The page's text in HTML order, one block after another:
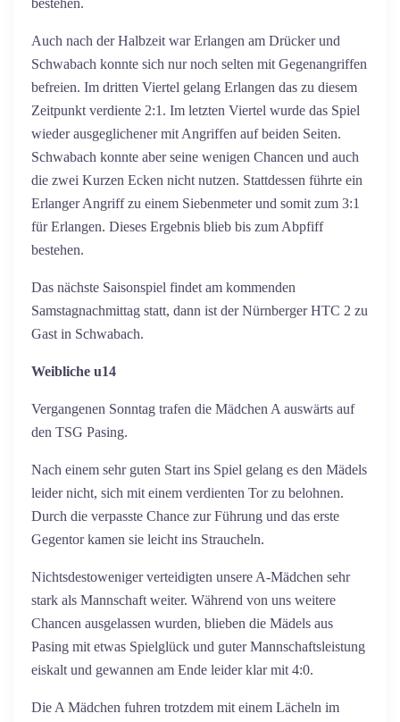
bestehen.
Auch nach der Halbzeit war Erlangen am Drücker und
Schwabach konnte sich nur noch selten mit Gegenangriffen
befreien. Im dritten Viertel gelang Erlangen das zu diesem
Zeitpunkt verdiente 2:1. Im letzten Viertel wurde das Spiel
wieder ausgeglichener mit Angriffen auf beiden Seiten.
Schwabach konnte aber seine wenigen Chancen und auch
die zwei Kurzen Ecken nicht nutzen. Stattdessen führte ein
Erlanger Angriff zu einem Siebenmeter und somit zum 3:1
für Erlangen. Dieses Ergebnis blieb bis zum Abpfiff
bestehen.
Das nächste Saisonspiel findet am kommenden
Samstagnachmittag statt, dann ist der Nürnberger HTC 2 zu
Gast in Schwabach.
Weibliche u14
Vergangenen Sonntag trafen die Mädchen A auswärts auf
den TSG Pasing.
Nach einem sehr guten Start ins Spiel gelang es den Mädels
leider nicht, sich mit einem verdienten Tor zu belohnen.
Durch die verpasste Chance zur Führung und das erste
Gegentor kamen sie leicht ins Straucheln.
Nichtsdestoweniger verteidigten unsere A-Mädchen sehr
stark als Mannschaft weiter. Während von uns weitere
Chancen ausgelassen wurden, blieben die Mädels aus
Pasing mit etwas Spielglück und guter Mannschaftsleistung
eiskalt und gewannen am Ende leider klar mit 4:0.
Die A Mädchen fuhren trotzdem mit einem Lächeln im